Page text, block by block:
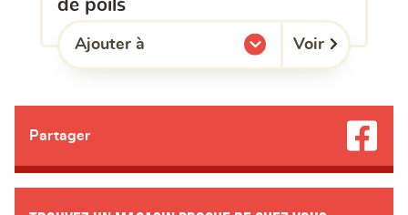
de poils
Ajouter à
l'une de mes listes. Voir
Partager